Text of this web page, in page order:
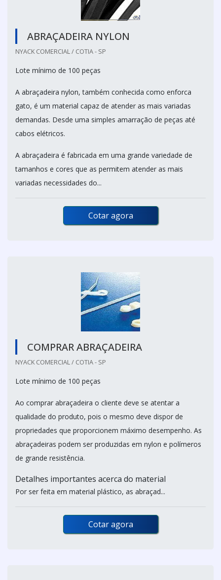
ABRAÇADEIRA NYLON
NYACK COMERCIAL / COTIA - SP
Lote mínimo de 100 peças
A abraçadeira nylon, também conhecida como enforca
gato, é um material capaz de atender as mais variadas
demandas. Desde uma simples amarração de peças até
cabos elétricos.
A abraçadeira é fabricada em uma grande variedade de
tamanhos e cores que as permitem atender as mais
variadas necessidades do...
Cotar agora
COMPRAR ABRAÇADEIRA
NYACK COMERCIAL / COTIA - SP
Lote mínimo de 100 peças
Ao comprar abraçadeira o cliente deve se atentar a
qualidade do produto, pois o mesmo deve dispor de
propriedades que proporcionem máximo desempenho. As
abraçadeiras podem ser produzidas em nylon e polímeros
de grande resistência.
Detalhes importantes acerca do material
Por ser feita em material plástico, as abraçad...
Cotar agora